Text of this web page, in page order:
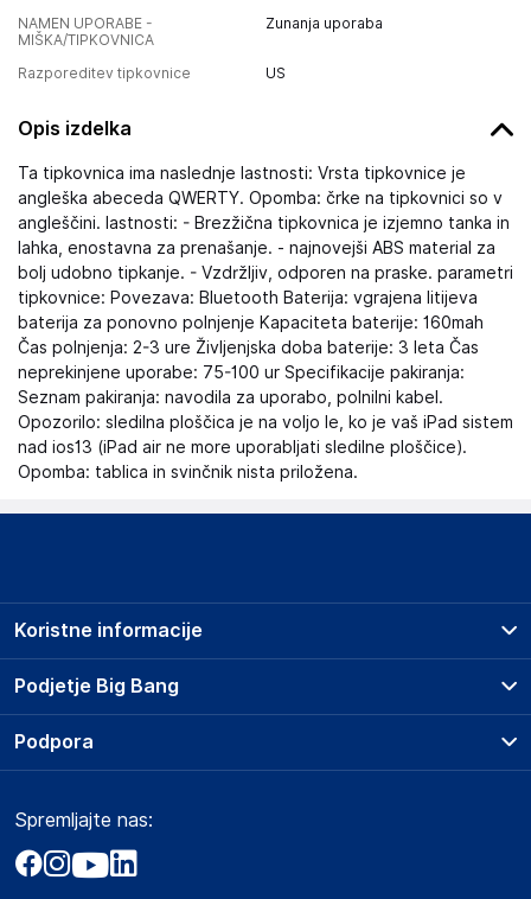
NAMEN UPORABE -
MIŠKA/TIPKOVNICA
Zunanja uporaba
Razporeditev tipkovnice US
Opis izdelka
Ta tipkovnica ima naslednje lastnosti: Vrsta tipkovnice je
angleška abeceda QWERTY. Opomba: črke na tipkovnici so v
angleščini. lastnosti: - Brezžična tipkovnica je izjemno tanka in
lahka, enostavna za prenašanje. - najnovejši ABS material za
bolj udobno tipkanje. - Vzdržljiv, odporen na praske. parametri
tipkovnice: Povezava: Bluetooth Baterija: vgrajena litijeva
baterija za ponovno polnjenje Kapaciteta baterije: 160mah
Čas polnjenja: 2-3 ure Življenjska doba baterije: 3 leta Čas
neprekinjene uporabe: 75-100 ur Specifikacije pakiranja:
Seznam pakiranja: navodila za uporabo, polnilni kabel.
Opozorilo: sledilna ploščica je na voljo le, ko je vaš iPad sistem
nad ios13 (iPad air ne more uporabljati sledilne ploščice).
Opomba: tablica in svinčnik nista priložena.
Podjetje Big Bang
O podjetju
Obvestila za javnost
Akt o digitalnih storitvah
Koristne informacije
Prodajna mesta
Storitve
Dostava, vnos in odvoz
Zavarovanje izdelkov
Podpora
Marketplace
Kako oddati naročilo?
Spremljajte nas: